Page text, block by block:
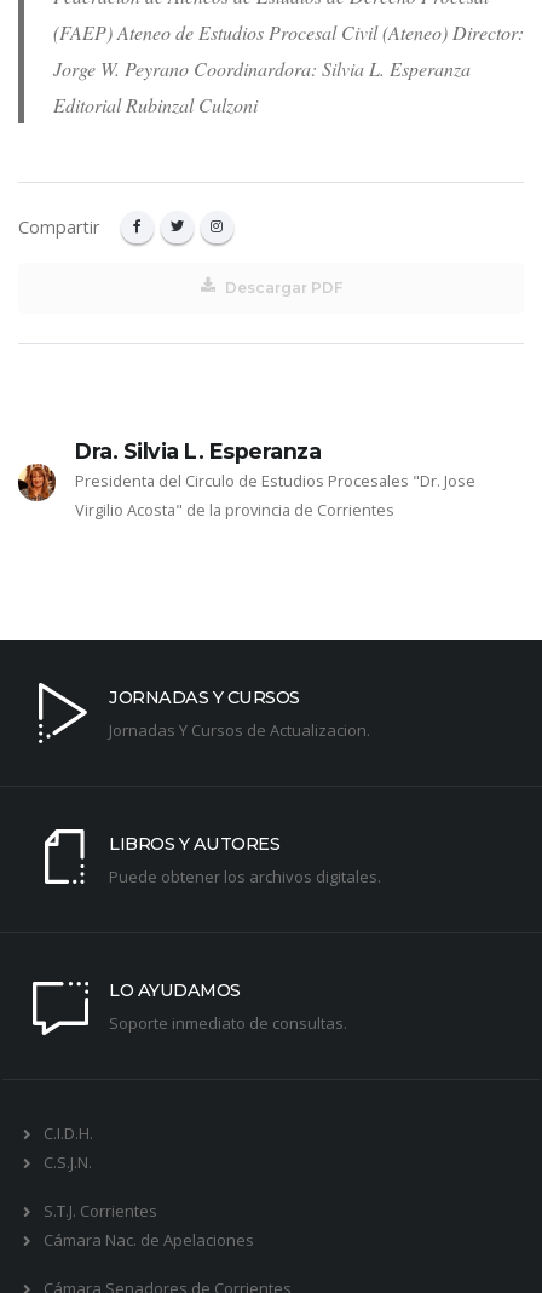
(FAEP) Ateneo de Estudios Procesal Civil (Ateneo) Director:
Jorge W. Peyrano Coordinardora: Silvia L. Esperanza
Editorial Rubinzal Culzoni
Compartir
Descargar PDF
Dra. Silvia L. Esperanza
Presidenta del Circulo de Estudios Procesales "Dr. Jose
Virgilio Acosta" de la provincia de Corrientes
JORNADAS Y CURSOS
Jornadas Y Cursos de Actualizacion.
LIBROS Y AUTORES
Puede obtener los archivos digitales.
LO AYUDAMOS
Soporte inmediato de consultas.
C.I.D.H.
C.S.J.N.
S.T.J. Corrientes
Cámara Nac. de Apelaciones
Cámara Senadores de Corrientes